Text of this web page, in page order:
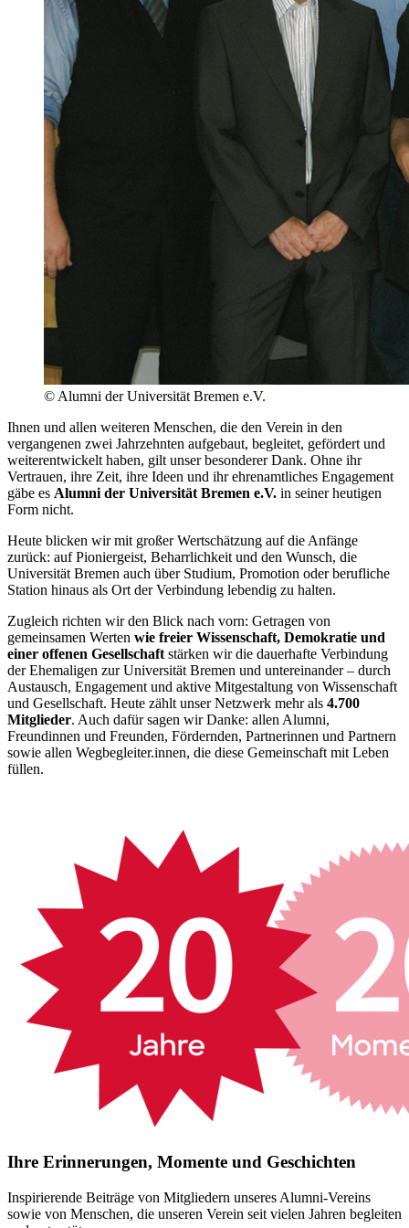
© Alumni der Universität Bremen e.V.
Ihnen und allen weiteren Menschen, die den Verein in den
vergangenen zwei Jahrzehnten aufgebaut, begleitet, gefördert und
weiterentwickelt haben, gilt unser besonderer Dank. Ohne ihr
Vertrauen, ihre Zeit, ihre Ideen und ihr ehrenamtliches Engagement
gäbe es Alumni der Universität Bremen e.V. in seiner heutigen
Form nicht.
Heute blicken wir mit großer Wertschätzung auf die Anfänge
zurück: auf Pioniergeist, Beharrlichkeit und den Wunsch, die
Universität Bremen auch über Studium, Promotion oder berufliche
Station hinaus als Ort der Verbindung lebendig zu halten.
Zugleich richten wir den Blick nach vorn: Getragen von
gemeinsamen Werten wie freier Wissenschaft, Demokratie und
einer offenen Gesellschaft stärken wir die dauerhafte Verbindung
der Ehemaligen zur Universität Bremen und untereinander – durch
Austausch, Engagement und aktive Mitgestaltung von Wissenschaft
und Gesellschaft. Heute zählt unser Netzwerk mehr als 4.700
Mitglieder. Auch dafür sagen wir Danke: allen Alumni,
Freundinnen und Freunden, Fördernden, Partnerinnen und Partnern
sowie allen Wegbegleiter.innen, die diese Gemeinschaft mit Leben
füllen.
Ihre Erinnerungen, Momente und Geschichten
Inspirierende Beiträge von Mitgliedern unseres Alumni-Vereins
sowie von Menschen, die unseren Verein seit vielen Jahren begleiten